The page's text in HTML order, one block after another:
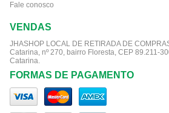
Fale conosco
VENDAS
JHASHOP LOCAL DE RETIRADA DE
Catarina, nº 270, bairro Floresta, CEP 89.211-
Catarina.
FORMAS DE PAGAMENTO